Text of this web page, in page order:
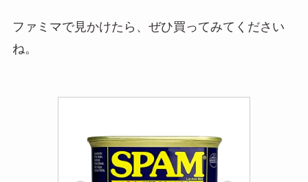
ファミマで見かけたら、ぜひ買ってみてください
ね。